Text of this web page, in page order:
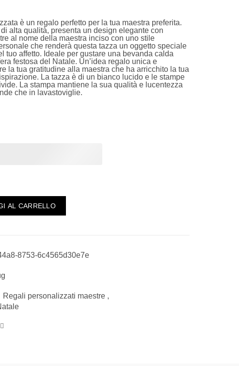
è un regalo perfetto per la tua maestra preferita.
alta qualità, presenta un design elegante con
al nome della maestra inciso con uno stile
che renderà questa tazza un oggetto speciale
tuo affetto. Ideale per gustare una bevanda calda
festosa del Natale. Un’idea regalo unica e
la tua gratitudine alla maestra che ha arricchito la tua
La tazza è di un bianco lucido e le stampe
La stampa mantiene la sua qualità e lucentezza
che in lavastoviglie.
con Nome e Decori Natalizi, Idea Regalo Natale per Maestre quantità
AL CARRELLO
8753-6c4565d30e7e
Regali personalizzati maestre ,